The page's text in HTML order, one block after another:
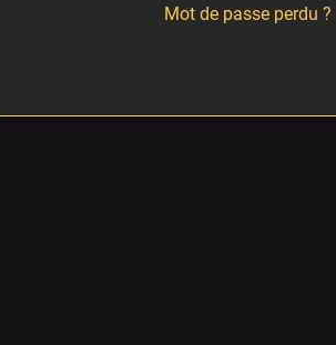
Mot de passe perdu ?